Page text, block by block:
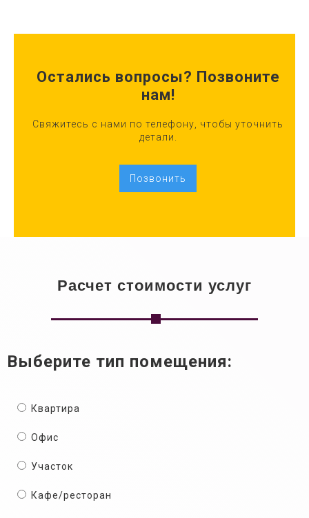
Остались вопросы? Позвоните
нам!
Свяжитесь с нами по телефону, чтобы уточнить
детали.
Позвонить
Расчет стоимости услуг
Выберите тип помещения:
Квартира
Офис
Участок
Кафе/ресторан